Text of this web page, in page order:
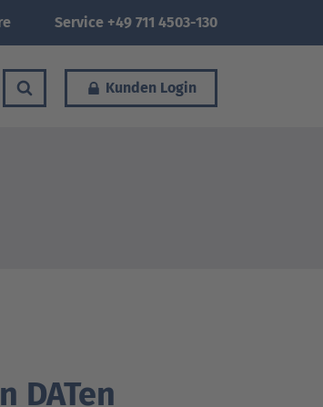
Service +49 711 4503-130
Kunden Login
DATen